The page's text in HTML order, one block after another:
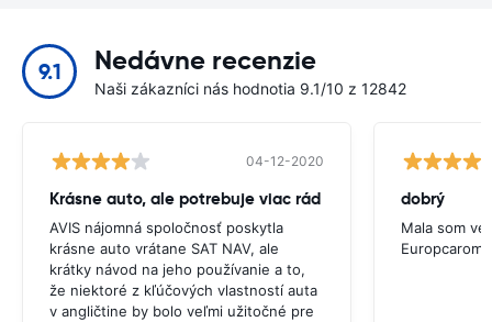
9.1 Nedávne recenzie
Naši zákazníci nás hodnotia 9.1/10 z 12842
04-12-2020
Krásne auto, ale potrebuje viac rád
AVIS nájomná spoločnosť poskytla
krásne auto vrátane SAT NAV, ale
krátky návod na jeho používanie a to,
že niektoré z kľúčových vlastností auta
v angličtine by bolo veľmi užitočné pre
dobrý
Mala som
Europcarom